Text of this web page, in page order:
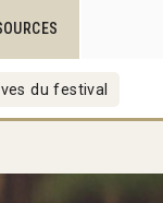
du festival